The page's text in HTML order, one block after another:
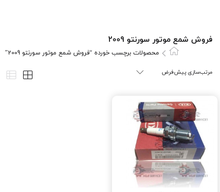
فروش شمع موتور سورنتو 2009
محصولات برچسب خورده “فروش شمع موتور سورنتو 2009”